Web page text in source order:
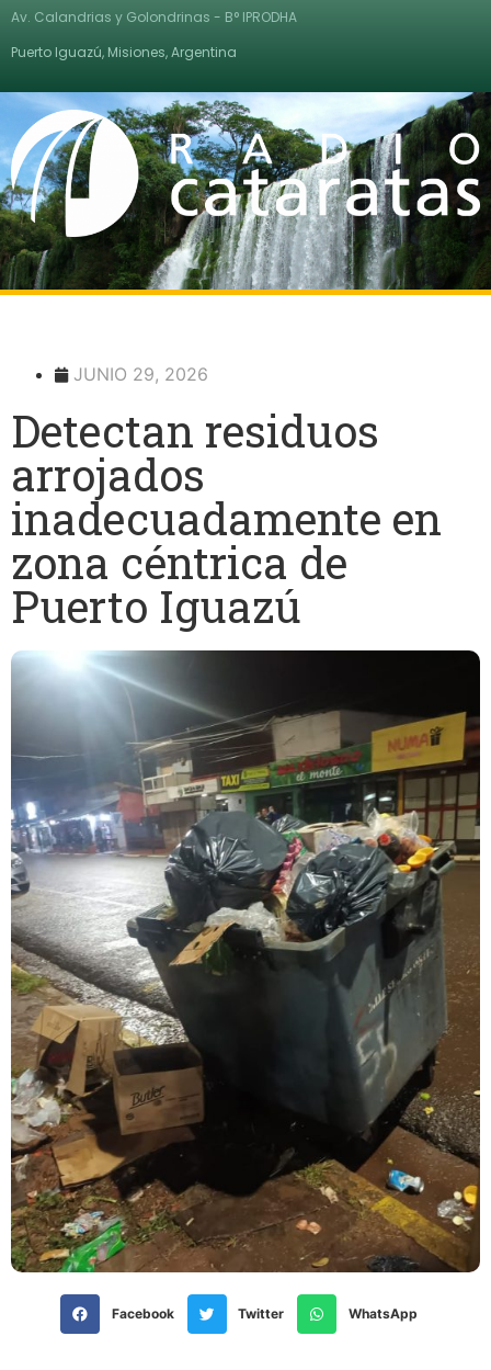
Av. Calandrias y Golondrinas - B° IPRODHA
Puerto Iguazú, Misiones, Argentina
JUNIO 29, 2026
Detectan residuos
arrojados
inadecuadamente en
zona céntrica de
Puerto Iguazú
Facebook Twitter WhatsApp